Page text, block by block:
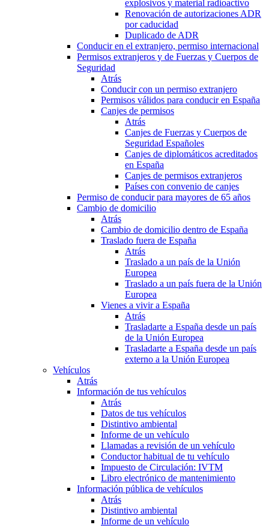
explosivos y material radioactivo
Renovación de autorizaciones ADR
por caducidad
Duplicado de ADR
Conducir en el extranjero, permiso internacional
Permisos extranjeros y de Fuerzas y Cuerpos de
Seguridad
Atrás
Conducir con un permiso extranjero
Permisos válidos para conducir en España
Canjes de permisos
Atrás
Canjes de Fuerzas y Cuerpos de
Seguridad Españoles
Canjes de diplomáticos acreditados
en España
Canjes de permisos extranjeros
Países con convenio de canjes
Permiso de conducir para mayores de 65 años
Cambio de domicilio
Atrás
Cambio de domicilio dentro de España
Traslado fuera de España
Atrás
Traslado a un país de la Unión
Europea
Traslado a un país fuera de la Unión
Europea
Vienes a vivir a España
Atrás
Trasladarte a España desde un país
de la Unión Europea
Trasladarte a España desde un país
externo a la Unión Europea
Vehículos
Atrás
Información de tus vehículos
Atrás
Datos de tus vehículos
Distintivo ambiental
Informe de un vehículo
Llamadas a revisión de un vehículo
Conductor habitual de tu vehículo
Impuesto de Circulación: IVTM
Libro electrónico de mantenimiento
Información pública de vehículos
Atrás
Distintivo ambiental
Informe de un vehículo